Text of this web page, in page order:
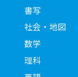
書写
社会・地図
数学
理科